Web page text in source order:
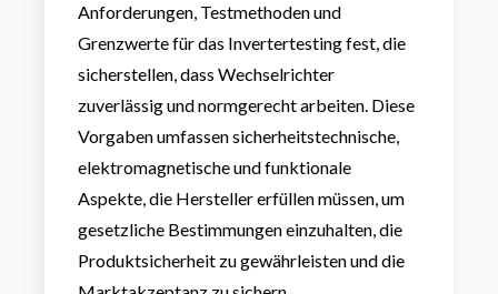
Anforderungen, Testmethoden und
Grenzwerte für das Invertertestingfest,die
sicherstellen,dassWechselrichter
zuverlässig und normgerecht arbeiten. Diese
Vorgaben umfassensicherheitstechnische,
elektromagnetische und funktionale
Aspekte, die Hersteller erfüllen müssen, um
gesetzliche Bestimmungen einzuhalten, die
Produktsicherheit zu gewährleisten und die